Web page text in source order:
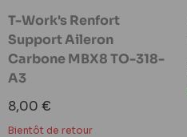
T-Work's Renfort
Support Aileron
Carbone MBX8 TO-318-
A3
Prix
réduit
8,00 €
Bientôt de retour